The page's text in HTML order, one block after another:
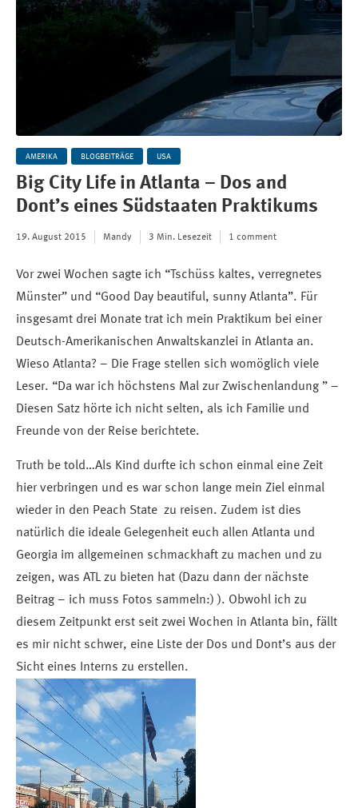
AMERIKA BLOGBEITRÄGE USA
Big City Life in Atlanta – Dos and
Dont’s eines Südstaaten Praktikums
19. August 2015 Mandy 3 Min. Lesezeit 1 comment
Vor zwei Wochen sagte ich “Tschüss kaltes, verregnetes
Münster” und “Good Day beautiful, sunny Atlanta”. Für
insgesamt drei Monate trat ich mein Praktikum bei einer
Deutsch-Amerikanischen Anwaltskanzlei in Atlanta an.
Wieso Atlanta? – Die Frage stellen sich womöglich viele
Leser. “Da war ich höchstens Mal zur Zwischenlandung ” –
Diesen Satz hörte ich nicht selten, als ich Familie und
Freunde von der Reise berichtete.
Truth be told…Als Kind durfte ich schon einmal eine Zeit
hier verbringen und es war schon lange mein Ziel einmal
wieder in den Peach State zu reisen. Zudem ist dies
natürlich die ideale Gelegenheit euch allen Atlanta und
Georgia im allgemeinen schmackhaft zu machen und zu
zeigen, was ATL zu bieten hat (Dazu dann der nächste
Beitrag – ich muss Fotos sammeln:) ). Obwohl ich zu
diesem Zeitpunkt erst seit zwei Wochen in Atlanta bin, fällt
es mir nicht schwer, eine Liste der Dos und Dont’s aus der
Sicht eines Interns zu erstellen.